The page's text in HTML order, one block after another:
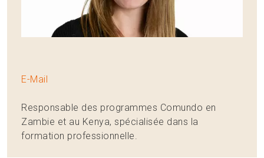
E-Mail
Responsable des programmes Comundo en
Zambie et au Kenya, spécialisée dans la
formation professionnelle.